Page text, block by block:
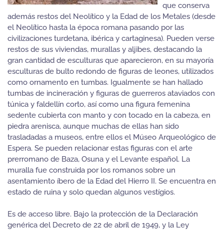
que conserva
además restos del Neolítico y la Edad de los Metales (desde
el Neolítico hasta la época romana pasando por las
civilizaciones turdetana, ibérica y cartaginesa). Pueden verse
restos de sus viviendas, murallas y aljibes, destacando la
gran cantidad de esculturas que aparecieron, en su mayoría
esculturas de bulto redondo de figuras de leones, utilizados
como ornamento en tumbas. Igualmente se han hallado
tumbas de incineración y figuras de guerreros ataviados con
túnica y faldellín corto, así como una figura femenina
sedente cubierta con manto y con tocado en la cabeza, en
piedra arenisca, aunque muchas de ellas han sido
trasladadas a museos, entre ellos el Múseo Arqueológico de
Espera. Se pueden relacionar estas figuras con el arte
prerromano de Baza, Osuna y el Levante español. La
muralla fue construida por los romanos sobre un
asentamiento íbero de la Edad del Hierro II. Se encuentra en
estado de ruina y solo quedan algunos vestígios.
Es de acceso libre. Bajo la protección de la Declaración
genérica del Decreto de 22 de abril de 1949, y la Ley